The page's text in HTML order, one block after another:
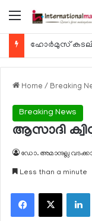
Menu
ഹോര്‍മുസ്
Home / Breaking
Breaking News
ആസാദി
ഡോ. അമാനുല്ല
Less than a minute
Facebook
X